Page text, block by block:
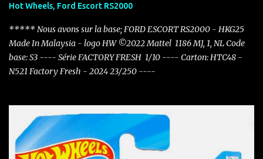
Hot Wheels, Ford Escort RS2000
***** Nous avons sur la base; FORD ESCORT RS2000 - HKG25
Made In Malaysia - logo HW ©2022 Mattel 1186 MJ, 1, NL Code
base: S3 ---- Série FACTORY FRESH 1/10 ---- Carton: HTC48 -
N521 Factory Fresh - 2024 23/250 ----